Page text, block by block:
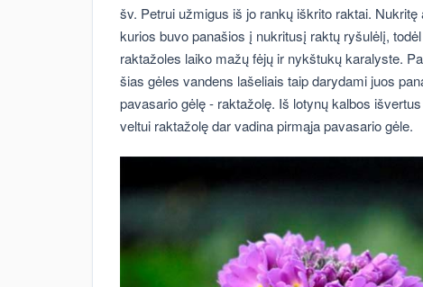
šv. Petrui užmigus iš jo rankų iškrito raktai.
kurios buvo panašios į nukritusį raktų ryšulėlį,
raktažoles laiko mažų fėjų ir nykštukų karalyste.
šias gėles vandens lašeliais taip darydami juos
pavasario gėlę - raktažolę. Iš lotynų kalbos
veltui raktažolę dar vadina pirmąja pavasario gėle.